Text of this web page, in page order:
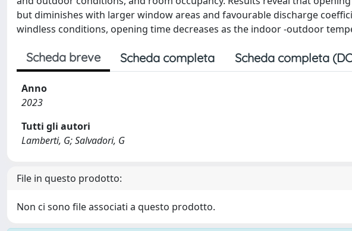
but diminishes with larger window areas and favourable discharge
windless conditions, opening time decreases as the indoor -outdoor
Scheda breve Scheda completa Scheda completa
Anno
2023
Tutti gli autori
Lamberti, G; Salvadori, G
File in questo prodotto:
Non ci sono file associati a questo prodotto.